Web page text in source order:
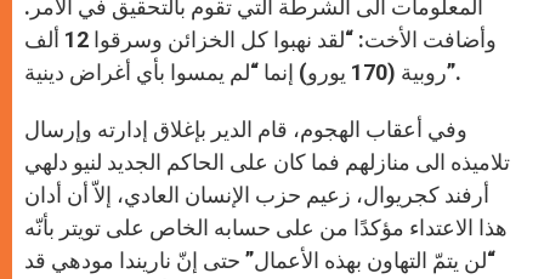
المعلومات الى الشرطة التي تقوم بالتحقيق في الأمر.
وأضافت الأخت: “لقد نهبوا كل الخزائن وسرقوا 12 ألف
روبية (170 يورو) إنما “لم يمسوا بأي أغراض دينية”.
وفي أعقاب الهجوم، قام الدير بإغلاق إدارته وإرسال
تلاميذه الى منازلهم فما كان على الحاكم الجديد لنيو دلهي
أرفند كجريوال، زعيم حزب الإنسان العادي، إلاّ أن أدان
هذا الاعتداء مؤكدًا من على حسابه الخاص على تويتر بأنّه
“لن يتمّ التهاون بهذه الأعمال” حتى إنّ ناريندا مودهي قد